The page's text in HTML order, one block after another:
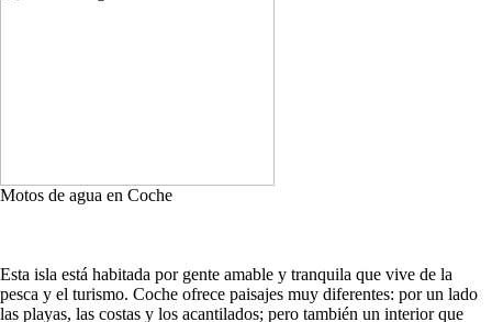
Motos de agua en Coche
Esta isla está habitada por gente amable y tranquila que vive de la
pesca y el turismo. Coche ofrece paisajes muy diferentes: por un lado
las playas, las costas y los acantilados; pero también un interior que